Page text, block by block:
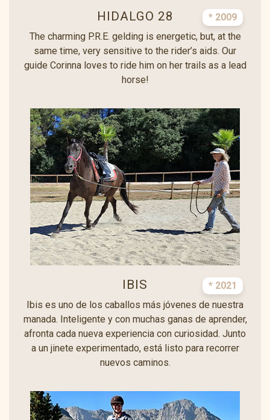
HIDALGO 28
* 2009
The charming P.R.E. gelding is energetic, but, at the
same time, very sensitive to the rider’s aids. Our
guide Corinna loves to ride him on her trails as a lead
horse!
IBIS
* 2021
Ibis es uno de los caballos más jóvenes de nuestra
manada. Inteligente y con muchas ganas de aprender,
afronta cada nueva experiencia con curiosidad. Junto
a un jinete experimentado, está listo para recorrer
nuevos caminos.